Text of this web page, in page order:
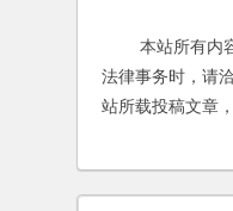
本站所有内容
法律事务时，请
站所载投稿文章